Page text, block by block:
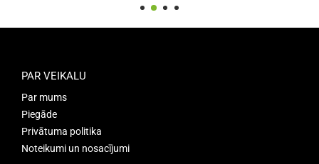
PAR VEIKALU
Par mums
Piegāde
Privātuma politika
Noteikumi un nosacījumi